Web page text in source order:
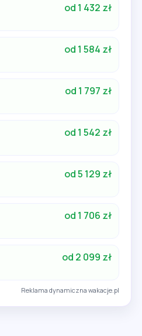
od 1 432 zł
od 1 584 zł
od 1 797 zł
od 1 542 zł
od 5 129 zł
od 1 706 zł
od 2 099 zł
Reklama dynamiczna wakacje.pl